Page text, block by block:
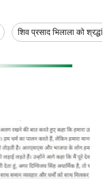
शिव प्रसाद भिलाला को